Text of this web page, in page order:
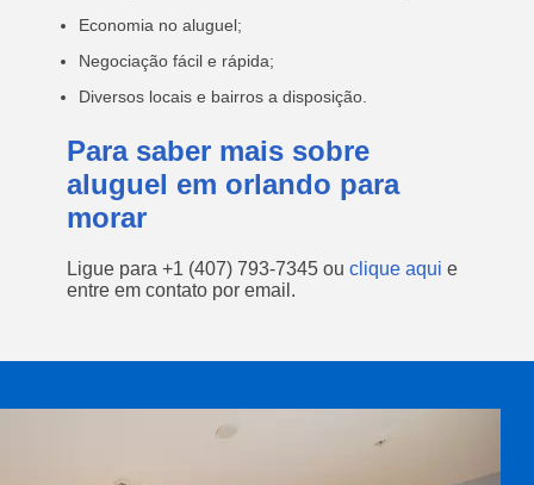
Economia no aluguel;
Negociação fácil e rápida;
Diversos locais e bairros a disposição.
Para saber mais sobre
aluguel em orlando para
morar
Ligue para +1 (407) 793-7345 ou clique aqui e
entre em contato por email.